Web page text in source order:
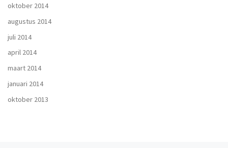
oktober 2014
augustus 2014
juli 2014
april 2014
maart 2014
januari 2014
oktober 2013